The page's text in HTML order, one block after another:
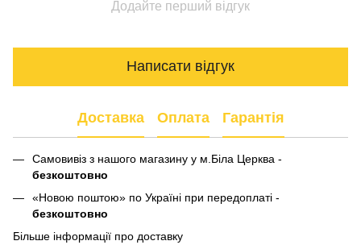
Додайте перший відгук
Написати відгук
Доставка Оплата Гарантія
Самовивіз з нашого магазину у м.Біла Церква -
безкоштовно
«Новою поштою» по Україні при передоплаті -
безкоштовно
Більше інформації про доставку